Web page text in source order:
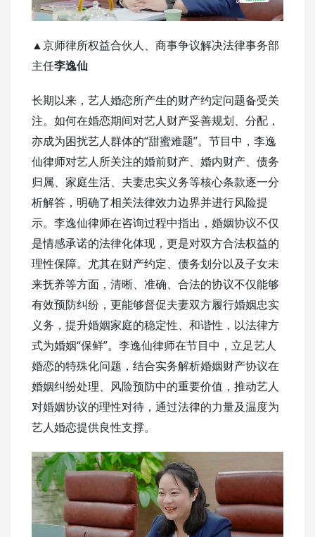
▲京师律所权益合伙人、商事争议解决法律事务部
主任李逸仙
长期以来，艺人婚恋所产生的财产约定问题备受关
注。如何在婚恋期间对艺人财产妥善规划、分配，
亦成为困扰艺人群体的“甜蜜难题”。节目中，李逸
仙律师对艺人所关注的婚前财产、婚内财产、债务
归属、家庭生活、夫妻忠实义务等核心条款逐一分
析解答，明确了相关法律效力边界并进行风险提
示。李逸仙律师在咨询过程中指出，婚姻协议不仅
是情感承诺的法律化体现，更是对双方合法权益的
理性保障。尤其在财产约定、债务划分以及子女未
来抚养等方面，清晰、准确、合法的协议不仅能够
有效预防纠纷，更能够督促夫妻双方履行婚姻忠实
义务，提升婚姻家庭的稳定性、和谐性，以法律方
式为婚姻“保鲜”。李逸仙律师在节目中，立足艺人
婚恋的特殊化问题，结合实务解析婚姻财产协议在
婚姻纠纷处理、风险预防中的重要价值，推动艺人
对婚姻协议的理性对待，通过法律的力量及温度为
艺人婚恋提供良性支撑。